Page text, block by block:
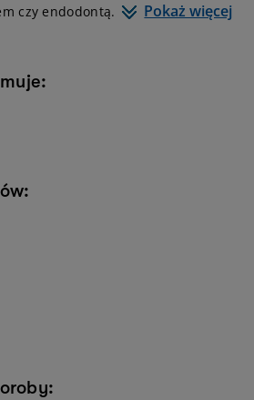
czy endodontą.
Pokaż więcej